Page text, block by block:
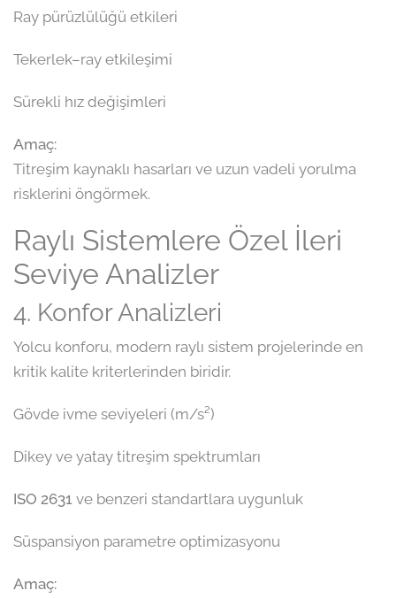
Ray pürüzlülüğü etkileri
Tekerlek–ray etkileşimi
Sürekli hız değişimleri
Amaç:
Titreşim kaynaklı hasarları ve uzun vadeli yorulma
risklerini öngörmek.
Raylı Sistemlere Özel İleri
Seviye Analizler
4. Konfor Analizleri
Yolcu konforu, modern raylı sistem projelerinde en
kritik kalite kriterlerinden biridir.
Gövde ivme seviyeleri (m/s²)
Dikey ve yatay titreşim spektrumları
ISO 2631 ve benzeri standartlara uygunluk
Süspansiyon parametre optimizasyonu
Amaç: